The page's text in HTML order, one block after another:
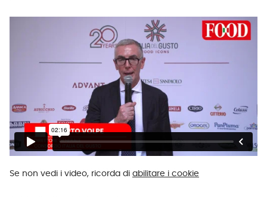
Se non vedi i video, ricorda di abilitare i cookie